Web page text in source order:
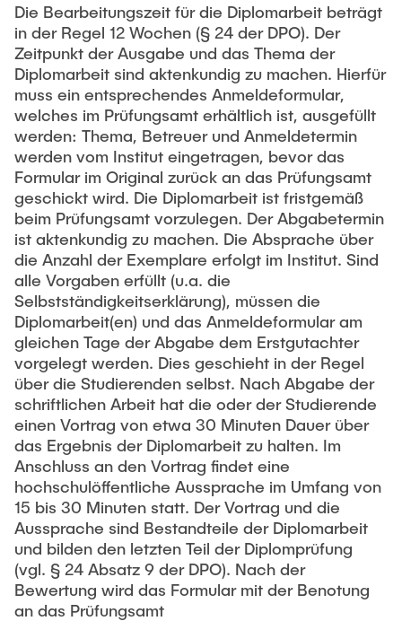
Die Bearbeitungszeit für die Diplomarbeit beträgt
in der Regel 12 Wochen (§ 24 der DPO). Der
Zeitpunkt der Ausgabe und das Thema der
Diplomarbeit sind aktenkundig zu machen. Hierfür
muss ein entsprechendes Anmeldeformular,
welches im Prüfungsamt erhältlich ist, ausgefüllt
werden: Thema, Betreuer und Anmeldetermin
werden vom Institut eingetragen, bevor das
Formular im Original zurück an das Prüfungsamt
geschickt wird. Die Diplomarbeit ist fristgemäß
beim Prüfungsamt vorzulegen. Der Abgabetermin
ist aktenkundig zu machen. Die Absprache über
die Anzahl der Exemplare erfolgt im Institut. Sind
alle Vorgaben erfüllt (u.a. die
Selbstständigkeitserklärung), müssen die
Diplomarbeit(en) und das Anmeldeformular am
gleichen Tage der Abgabe dem Erstgutachter
vorgelegt werden. Dies geschieht in der Regel
über die Studierenden selbst. Nach Abgabe der
schriftlichen Arbeit hat die oder der Studierende
einen Vortrag von etwa 30 Minuten Dauer über
das Ergebnis der Diplomarbeit zu halten. Im
Anschluss an den Vortrag findet eine
hochschulöffentliche Aussprache im Umfang von
15 bis 30 Minuten statt. Der Vortrag und die
Aussprache sind Bestandteile der Diplomarbeit
und bilden den letzten Teil der Diplomprüfung
(vgl. § 24 Absatz 9 der DPO). Nach der
Bewertung wird das Formular mit der Benotung
an das Prüfungsamt